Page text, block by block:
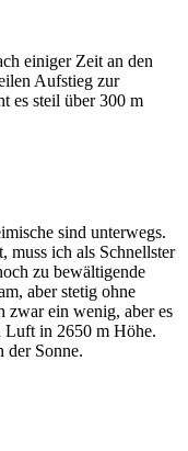
einiger Zeit an den
Aufstieg zur
es steil über 300 m
sind unterwegs.
muss ich als Schnellster
zu bewältigende
aber stetig ohne
zwar ein wenig, aber es
Luft in 2650 m Höhe.
der Sonne.